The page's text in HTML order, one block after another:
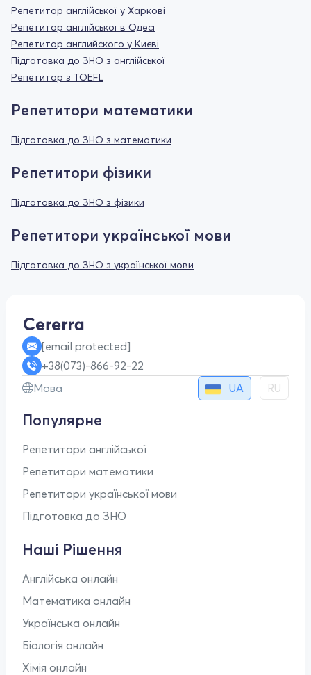
Репетитор англійської у Харкові
Репетитор англійської в Одесі
Репетитор английского у Києві
Підготовка до ЗНО з англійської
Репетитор з TOEFL
Репетитори математики
Підготовка до ЗНО з математики
Репетитори фізики
Підготовка до ЗНО з фізики
Репетитори української мови
Підготовка до ЗНО з української мови
[email protected]
+38(073)-866-92-22
Мова
UA RU
Популярне
Репетитори англійської
Репетитори математики
Репетитори української мови
Підготовка до ЗНО
Наші Рішення
Англійська онлайн
Математика онлайн
Українська онлайн
Біологія онлайн
Хімія онлайн